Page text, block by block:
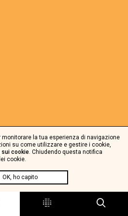
la tua esperienza di navigazione
su come utilizzare e gestire i cookie,
sui cookie. Chiudendo questa notifica
cookie.
OK, ho capito